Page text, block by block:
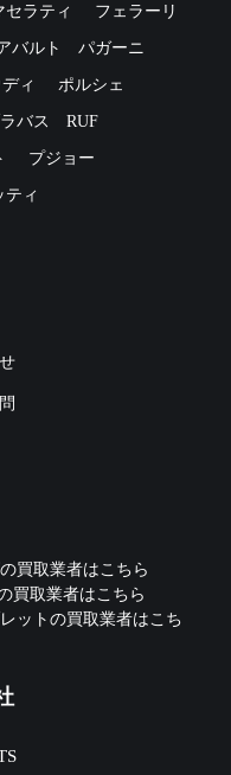
セラティ フェラーリ
バルト パガーニ
ィ ポルシェ
バス RUF
プジョー
ティ
買取業者はこちら
買取業者はこちら
ットの買取業者はこち